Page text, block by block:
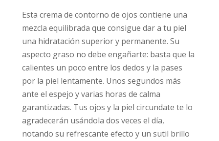
Esta crema de contorno de ojos contiene una
mezcla equilibrada que consigue dar a tu piel
una hidratación superior y permanente. Su
aspecto graso no debe engañarte: basta que la
calientes un poco entre los dedos y la pases
por la piel lentamente. Unos segundos más
ante el espejo y varias horas de calma
garantizadas. Tus ojos y la piel circundate te lo
agradecerán usándola dos veces el día,
notando su refrescante efecto y un sutil brillo